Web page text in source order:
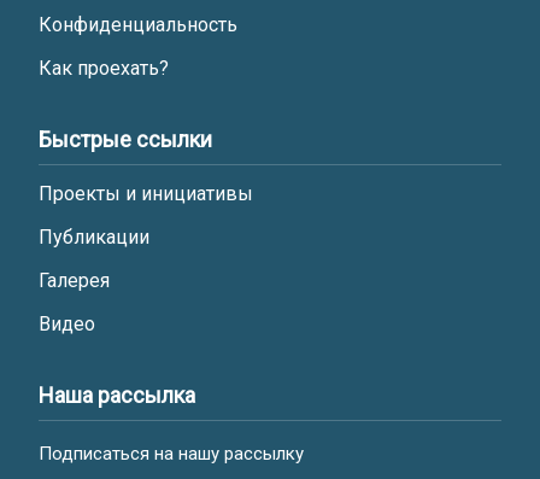
Конфиденциальность
Как проехать?
Быстрые ссылки
Проекты и инициативы
Публикации
Галерея
Видео
Наша рассылка
Подписаться на нашу рассылку